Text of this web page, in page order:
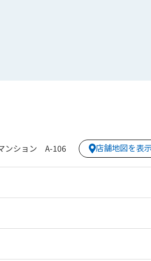
ンション A-106 店舗地図を表